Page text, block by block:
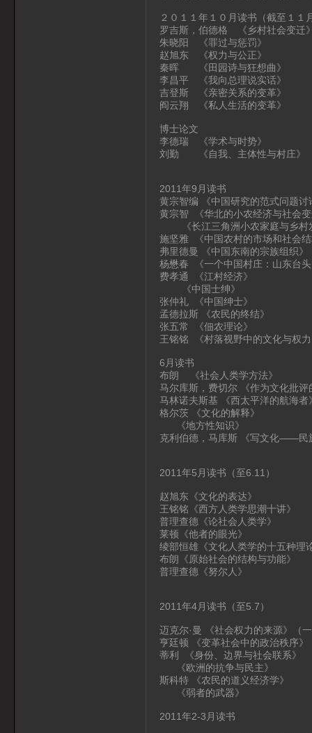
２０１１年１０月读书（截至１１
罗吉斯，伯德格 《乡村社会变迁
朱晓阳 《罪过与惩罚》
赵旭东 《权力与公正》
秦晖 《田园诗与狂想曲》
李昌平 《我向总理说实话》
吉登斯 《亲密关系的变革》
阎云翔 《私人生活的变革》
博士论文
李德瑞 《学术与时势》
刘勤 《自我、主体性与村庄》
2011年9月读书
黄宗智编 《中国研究的范式问题讨
黄宗智 《华北的小农经济与社会
《长江三角洲小农家庭与乡村
施坚雅 《中国农村的市场和社会
弗里德曼 《中国东南的宗族组织》
杨懋春 《一个中国村庄：山东台
费孝通 《江村经济》
《中国士绅》
张仲礼 《中国绅士》
孟德拉斯 《农民的终结》
张五常 《佃农理论》
王铭铭 《村落视野中的文化与权
6月读书
布朗 《社会人类学方法》
马尔库斯，费切尔 《作为文化批
马林诺夫斯基 《西太平洋的航海者
格尔茨 《文化的解释》
《地方性知识》
克利伯德，马库斯 《写文化——民
2011年5月读书（至6.11）
赵旭东《文化的表达》
王铭铭《西方人类学思潮十讲》
普理查德《论社会人类学》
莱顿《他者的眼光》
绫部恒雄《文化人类学的十五种理
布朗《原始社会的结构与功能》
普理查德《努尔人》
2011年4月读书（至5.7）
迈克尔·曼 《社会权力的来源》（
亨廷顿 《变革社会中的政治秩序》
蒂利 《身份、边界与社会联系》
《欧洲的抗争与民主》
斯科特 《农民的道义经济学》
《弱者的武器》
2011年2-3月读书